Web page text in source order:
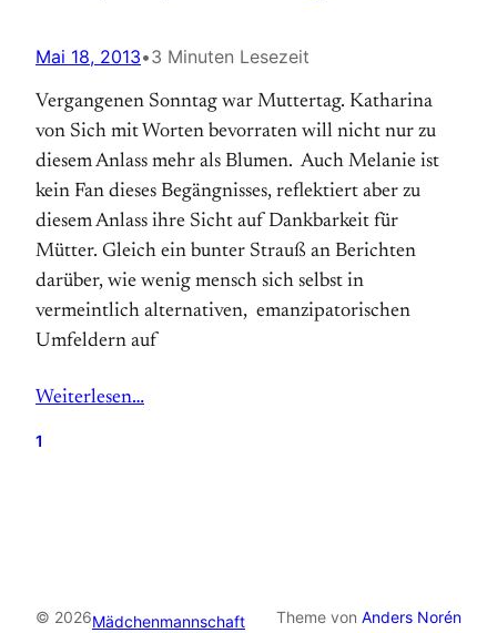
Mai 18, 2013•3 Minuten Lesezeit
Vergangenen Sonntag war Muttertag. Katharina
von Sich mit Worten bevorraten will nicht nur zu
diesem Anlass mehr als Blumen. Auch Melanie ist
kein Fan dieses Begängnisses, reflektiert aber zu
diesem Anlass ihre Sicht auf Dankbarkeit für
Mütter. Gleich ein bunter Strauß an Berichten
darüber, wie wenig mensch sich selbst in
vermeintlich alternativen, emanzipatorischen
Umfeldern auf
Weiterlesen…
1
© 2026Mädchenmannschaft Theme von Anders Norén